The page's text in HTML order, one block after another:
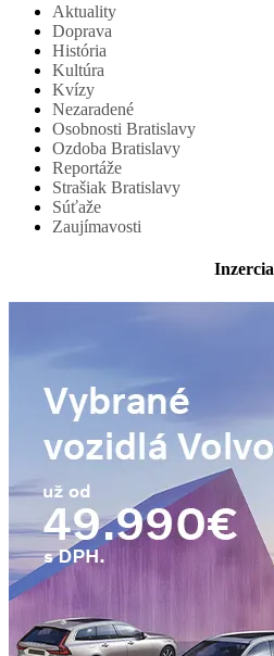
Aktuality
Doprava
História
Kultúra
Kvízy
Nezaradené
Osobnosti Bratislavy
Ozdoba Bratislavy
Reportáže
Strašiak Bratislavy
Súťaže
Zaujímavosti
Inzercia